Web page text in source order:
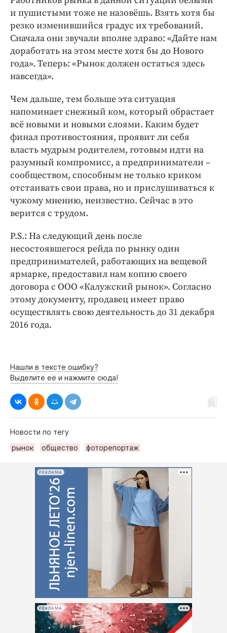
и пушистыми тоже не назовёшь. Взять хотя бы
резко изменившийся градус их требований.
Сначала они звучали вполне здраво: «Дайте нам
доработать на этом месте хотя бы до Нового
года». Теперь: «Рынок должен остаться здесь
навсегда».
Чем дальше, тем больше эта ситуация
напоминает снежный ком, который обрастает
всё новыми и новыми слоями. Каким будет
финал противостояния, проявит ли себя
власть мудрым родителем, готовым идти на
разумный компромисс, а предприниматели –
сообществом, способным не только криком
отстаивать свои права, но и прислушиваться к
чужому мнению, неизвестно. Сейчас в это
верится с трудом.
P.S.: На следующий день после
несостоявшегося рейда по рынку один
предпринимателей, работающих на вещевой
ярмарке, предоставил нам копию своего
договора с ООО «Калужский рынок». Согласно
этому документу, продавец имеет право
осуществлять свою деятельность до 31 декабря
2016 года.
Нашли в тексте ошибку?
Выделите её и нажмите сюда!
Новости по тегу
рынок
общество фоторепортаж
РЕКЛАМА
РЕКЛАМА